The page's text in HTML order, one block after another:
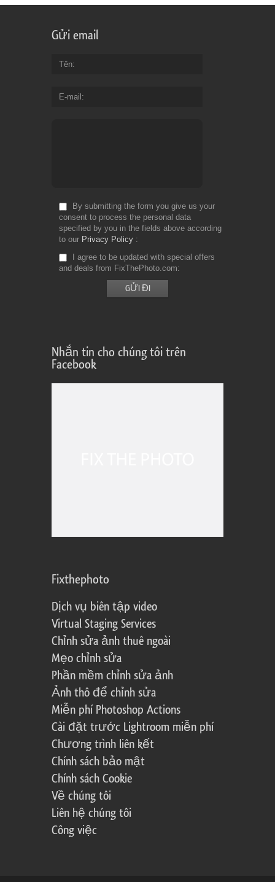
Gửi email
Tên
E-mail
By submitting the form you give us your
consent to process the personal data
specified by you in the fields above according
to our Privacy Policy
I agree to be updated with special offers
and deals from FixThePhoto.com
Nhắn tin cho chúng tôi trên
Facebook
Fixthephoto
Dịch vụ biên tập video
Virtual Staging Services
Chỉnh sửa ảnh thuê ngoài
Mẹo chỉnh sửa
Phần mềm chỉnh sửa ảnh
Ảnh thô để chỉnh sửa
Miễn phí Photoshop Actions
Cài đặt trước Lightroom miễn phí
Chương trình liên kết
Chính sách bảo mật
Chính sách Cookie
Về chúng tôi
Liên hệ chúng tôi
Công việc